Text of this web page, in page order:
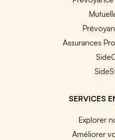
Assurances
SERVICES
Explorer
Améliorer